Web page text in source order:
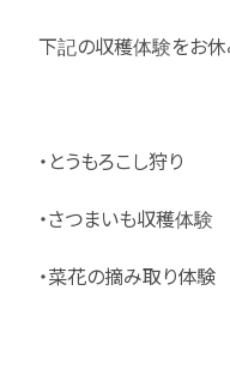
下記の収穫体験をお休
・とうもろこし狩り
・さつまいも収穫体験
・菜花の摘み取り体験